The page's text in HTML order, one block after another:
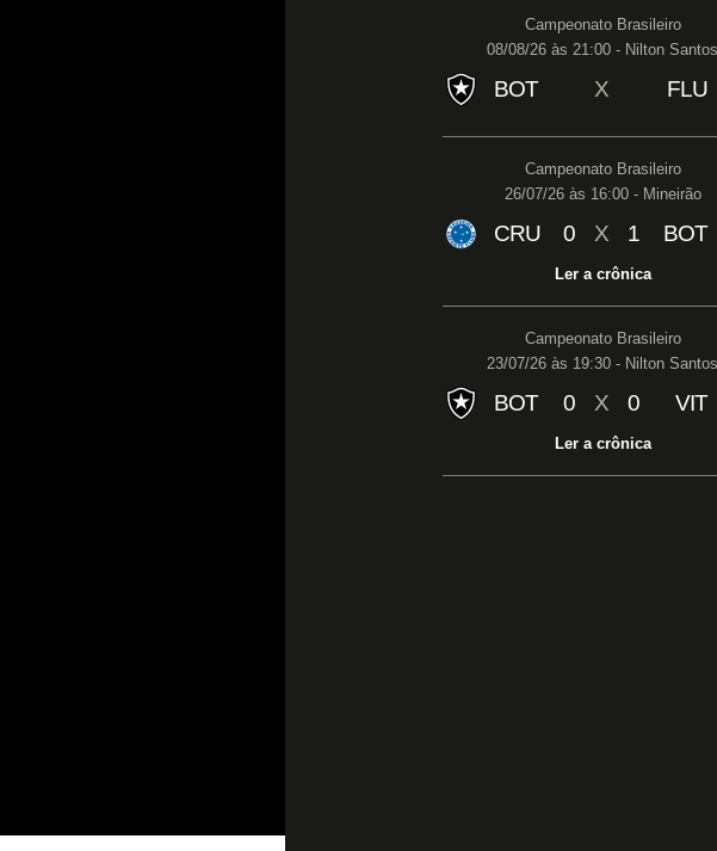
Campeonato Brasileiro
08/08/26 às 21:00 - Nilton Santos
BOT X FLU
Campeonato Brasileiro
26/07/26 às 16:00 - Mineirão
CRU 0 X 1 BOT
Ler a crônica
Campeonato Brasileiro
23/07/26 às 19:30 - Nilton Santos
BOT 0 X 0 VIT
Ler a crônica